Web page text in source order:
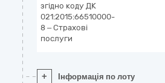
згідно коду ДК
021:2015:66510000-
8 – Страхові
послуги
+ Інформація по лоту